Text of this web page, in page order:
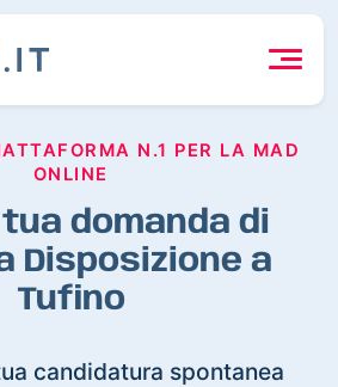
N.1 PER LA MAD
ONLINE
domanda di
Disposizione a
Tufino
candidatura spontanea